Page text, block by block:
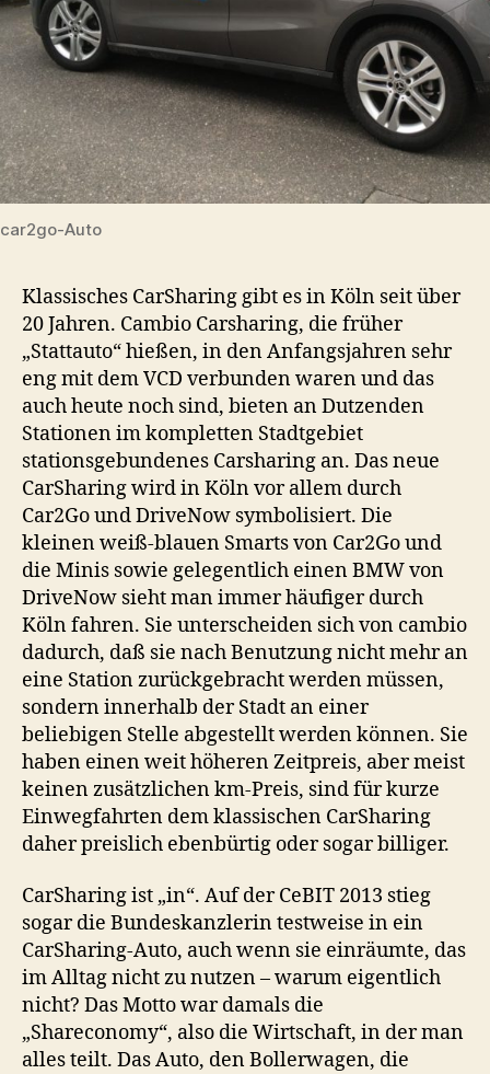
car2go-Auto
Klassisches CarSharing gibt es in Köln seit über
20 Jahren. Cambio Carsharing, die früher
„Stattauto“ hießen, in den Anfangsjahren sehr
eng mit dem VCD verbunden waren und das
auch heute noch sind, bieten an Dutzenden
Stationen im kompletten Stadtgebiet
stationsgebundenes Carsharing an. Das neue
CarSharing wird in Köln vor allem durch
Car2Go und DriveNow symbolisiert. Die
kleinen weiß-blauen Smarts von Car2Go und
die Minis sowie gelegentlich einen BMW von
DriveNow sieht man immer häufiger durch
Köln fahren. Sie unterscheiden sich von cambio
dadurch, daß sie nach Benutzung nicht mehr an
eine Station zurückgebracht werden müssen,
sondern innerhalb der Stadt an einer
beliebigen Stelle abgestellt werden können. Sie
haben einen weit höheren Zeitpreis, aber meist
keinen zusätzlichen km-Preis, sind für kurze
Einwegfahrten dem klassischen CarSharing
daher preislich ebenbürtig oder sogar billiger.
CarSharing ist „in“. Auf der CeBIT 2013 stieg
sogar die Bundeskanzlerin testweise in ein
CarSharing-Auto, auch wenn sie einräumte, das
im Alltag nicht zu nutzen – warum eigentlich
nicht? Das Motto war damals die
„Shareconomy“, also die Wirtschaft, in der man
alles teilt. Das Auto, den Bollerwagen, die